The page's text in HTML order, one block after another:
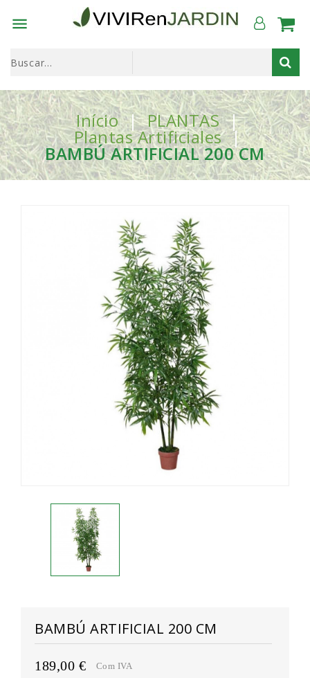

Início PLANTAS
Plantas Artificiales
BAMBÚ ARTIFICIAL 200 CM
BAMBÚ ARTIFICIAL 200 CM
189,00 € Com IVA